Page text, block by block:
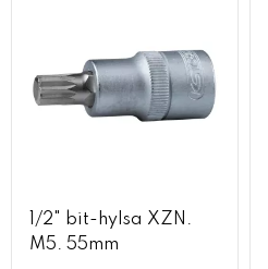
1/2" bit-hylsa XZN.
M5. 55mm